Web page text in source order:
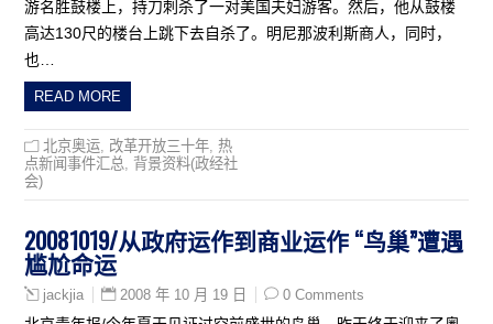
游名胜鼓楼上，持刀刺杀了一对美国夫妇游客。然后，他从鼓楼
高达130尺的楼台上跳下去自杀了。明尼那波利斯商人，同时，
也…
READ MORE
北京奥运 改革开放三十年 ,热
点新闻事件汇总
背景资料(政经社
会)
20081019/从政府运作到商业运作 “鸟巢”遭遇
尴尬命运
jackjia 2008 年 10 月 19 日 0 Comments